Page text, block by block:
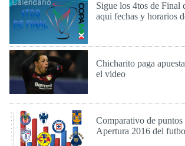
Sigue los 4tos de Final
aqui fechas y horarios
Chicharito paga
el video
Comparativo de
Apertura 2016 del